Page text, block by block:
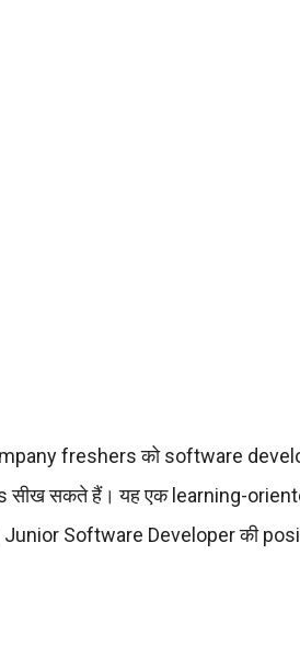
freshers को software
सीख सकते हैं। यह एक learning-
Software Developer की